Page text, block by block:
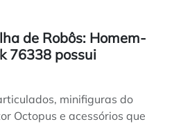
de Robôs: Homem-
76338 possui
minifiguras do
Octopus e acessórios que